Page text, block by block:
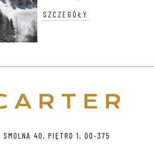
SZCZEGÓŁY
SMOLNA 40, PIĘTRO 1, 00-375